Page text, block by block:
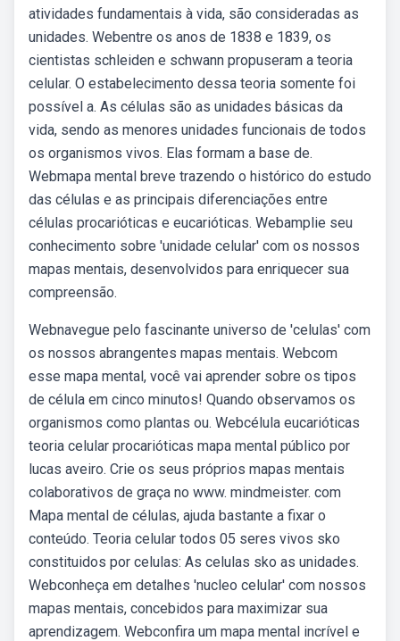
atividades fundamentais à vida, são consideradas as
unidades. Webentre os anos de 1838 e 1839, os
cientistas schleiden e schwann propuseram a teoria
celular. O estabelecimento dessa teoria somente foi
possível a. As células são as unidades básicas da
vida, sendo as menores unidades funcionais de todos
os organismos vivos. Elas formam a base de.
Webmapa mental breve trazendo o histórico do estudo
das células e as principais diferenciações entre
células procarióticas e eucarióticas. Webamplie seu
conhecimento sobre 'unidade celular' com os nossos
mapas mentais, desenvolvidos para enriquecer sua
compreensão.
Webnavegue pelo fascinante universo de 'celulas' com
os nossos abrangentes mapas mentais. Webcom
esse mapa mental, você vai aprender sobre os tipos
de célula em cinco minutos! Quando observamos os
organismos como plantas ou. Webcélula eucarióticas
teoria celular procarióticas mapa mental público por
lucas aveiro. Crie os seus próprios mapas mentais
colaborativos de graça no www. mindmeister. com
Mapa mental de células, ajuda bastante a fixar o
conteúdo. Teoria celular todos 05 seres vivos sko
constituidos por celulas: As celulas sko as unidades.
Webconheça em detalhes 'nucleo celular' com nossos
mapas mentais, concebidos para maximizar sua
aprendizagem. Webconfira um mapa mental incrível e